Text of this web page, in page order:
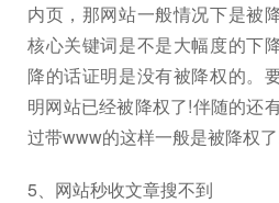
内页，那网站一般情况下是被
核心关键词是不是大幅度的下
降的话证明是没有被降权的。
明网站已经被降权了!伴随的还
过带www的这样一般是被降权
5、网站秒收文章搜不到